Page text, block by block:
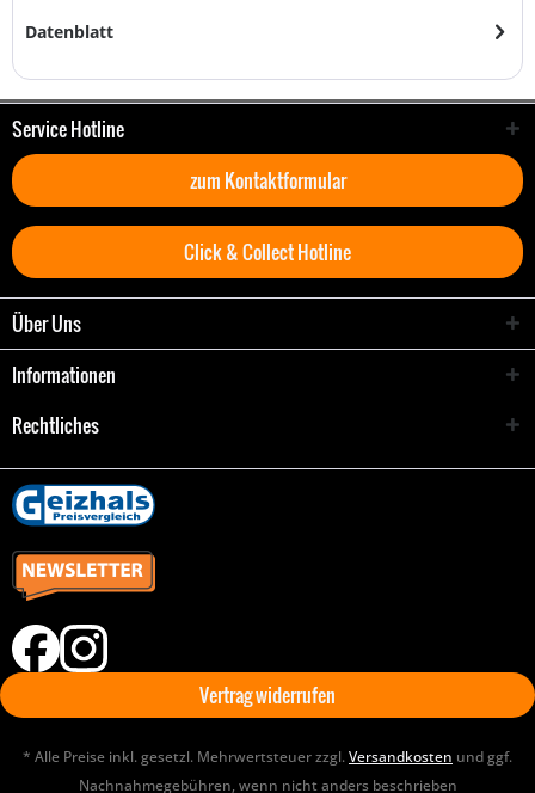
Datenblatt
Service Hotline
zum Kontaktformular
Click & Collect Hotline
Über Uns
Informationen
Rechtliches
Vertrag widerrufen
* Alle Preise inkl. gesetzl. Mehrwertsteuer zzgl.Versandkosten und ggf.
Nachnahmegebühren, wenn nicht anders beschrieben